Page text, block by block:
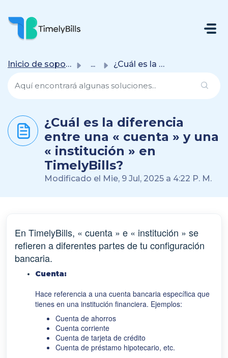
Saltar Al Contenido Principal
Inicio de soporte ... ¿Cuál es la diferencia entre una « cuenta » y una « insti...
¿Cuál es la diferencia
entre una « cuenta » y una
« institución » en
TimelyBills?
Modificado el Mie, 9 Jul, 2025 a 4:22 P. M.
En TimelyBills, « cuenta » e « institución » se
refieren a diferentes partes de tu configuración
bancaria.
Cuenta:
Hace referencia a una cuenta bancaria específica que
tienes en una institución financiera. Ejemplos:
Cuenta de ahorros
Cuenta corriente
Cuenta de tarjeta de crédito
Cuenta de préstamo hipotecario, etc.